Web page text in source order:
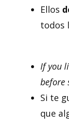
Ellos
todos
If you
before
Si te
que